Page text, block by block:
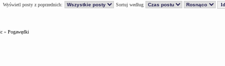
Wyświetl posty z poprzednich:
Sortuj według
» Pogawędki